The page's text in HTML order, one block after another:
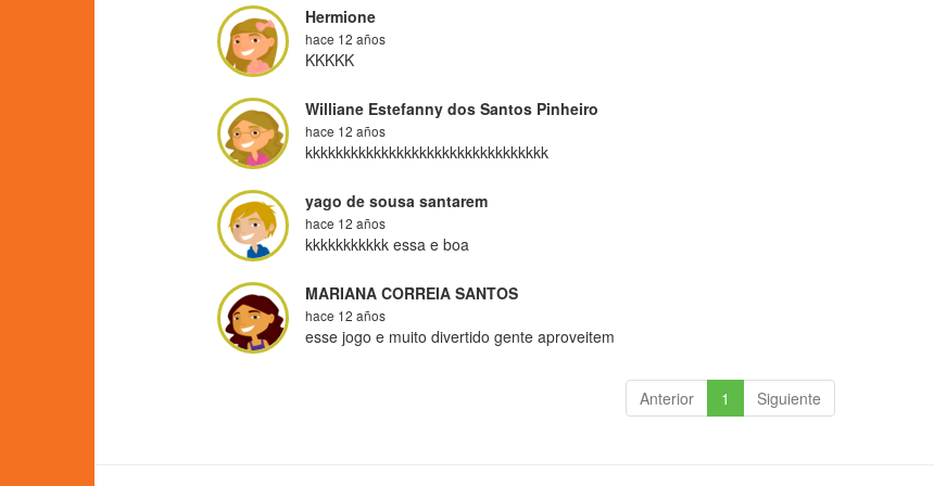
Hermione
hace 12 años
KKKKK
Williane Estefanny dos Santos Pinheiro
hace 12 años
kkkkkkkkkkkkkkkkkkkkkkkkkkkkkkkk
yago de sousa santarem
hace 12 años
kkkkkkkkkkk essa e boa
MARIANA CORREIA SANTOS
hace 12 años
esse jogo e muito divertido gente aproveitem
Anterior 1 Siguiente